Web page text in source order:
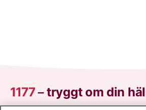
1177–tryggt om din